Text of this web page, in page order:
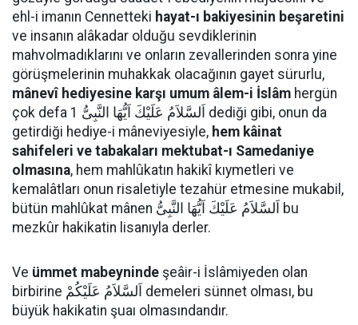
ehl-i imanın Cennetteki hayat-ı bakiyesinin beşaretini
ve insanın alâkadar olduğu sevdiklerinin
mahvolmadıklarını ve onların zevallerinden sonra yine
görüşmelerinin muhakkak olacağının gayet sürurlu,
mânevî hediyesine karşı umum âlem-i İslâm hergün
çok defa اَلسَّلاَمُ عَلَيْكَ اَيُّهَا النَّبِىُّ 1 dediği gibi, onun da
getirdiği hediye-i mâneviyesiyle, hem kâinat
sahifeleri ve tabakaları mektubat-ı Samedaniye
olmasına, hem mahlûkatın hakikî kıymetleri ve
kemalâtları onun risaletiyle tezahür etmesine mukabil,
bütün mahlûkat mânen اَلسَّلاَمُ عَلَيْكَ اَيُّهَا النَّبِىُّ bu
mezkûr hakikatin lisanıyla derler.
Ve ümmet mabeyninde şeâir-i İslâmiyeden olan
birbirine اَلسَّلاَمُ عَلَيْكُمْ demeleri sünnet olması, bu
büyük hakikatin şuaı olmasındandır.